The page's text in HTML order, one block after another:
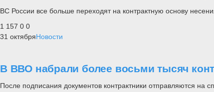
ВС России все больше переходят на контрактную основу
1 157 0 0
31 октябряНовости
В ВВО набрали более восьми тысяч
После подписания документов контрактники отправляются на